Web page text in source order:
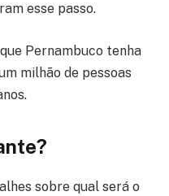
esse passo.
Pernambuco tenha
milhão de pessoas
sobre qual será o